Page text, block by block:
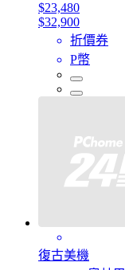
$23,480
$32,900
折價券
P幣
復古美機